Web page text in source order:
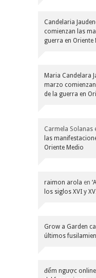
Candelaria
comienzan las
guerra en Oriente
Maria Candelara
marzo
de la guerra en
Carmela Solanas
las
Oriente Medio
raimon arola en
los siglos XVI y
Grow a Garden
últimos
đếm ngược online